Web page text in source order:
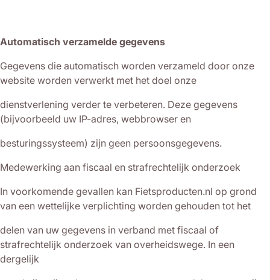
Automatisch verzamelde gegevens
Gegevens die automatisch worden verzameld door onze
website worden verwerkt met het doel onze
dienstverlening verder te verbeteren. Deze gegevens
(bijvoorbeeld uw IP-adres, webbrowser en
besturingssysteem) zijn geen persoonsgegevens.
Medewerking aan fiscaal en strafrechtelijk onderzoek
In voorkomende gevallen kan Fietsproducten.nl op grond
van een wettelijke verplichting worden gehouden tot het
delen van uw gegevens in verband met fiscaal of
strafrechtelijk onderzoek van overheidswege. In een
dergelijk